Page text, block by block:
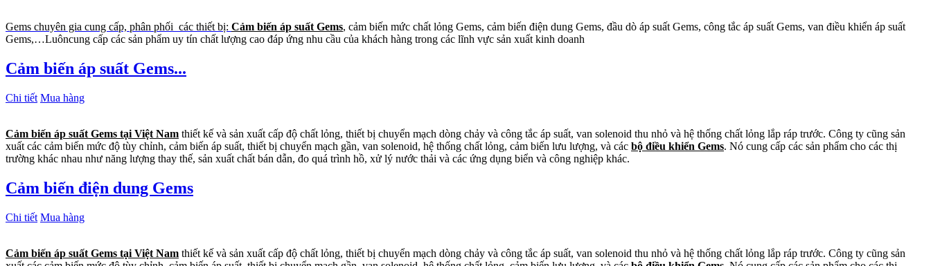
Gems chuyên gia cung cấp, phân phối các thiết bị: Cảm biến áp suất Gems, cảm biến mức chất lỏng Gems, cảm biến điện dung Gems, đầu dò áp suất Gems, công tắc áp suất Gems, van điều khiển áp suất
Gems,…Luôncung cấp các sản phẩm uy tín chất lượng cao đáp ứng nhu cầu của khách hàng trong các lĩnh vực sản xuất kinh doanh
Cảm biến áp suất Gems...
Chi tiết Mua hàng
Cảm biến áp suất Gems tại Việt Nam thiết kế và sản xuất cấp độ chất lỏng, thiết bị chuyển mạch dòng chảy và công tắc áp suất, van solenoid thu nhỏ và hệ thống chất lỏng lắp ráp trước. Công ty cũng sản
xuất các cảm biến mức độ tùy chỉnh, cảm biến áp suất, thiết bị chuyển mạch gần, van solenoid, hệ thống chất lỏng, cảm biến lưu lượng, và các bộ điều khiển Gems. Nó cung cấp các sản phẩm cho các thị
trường khác nhau như năng lượng thay thế, sản xuất chất bán dẫn, đo quá trình hồ, xử lý nước thải và các ứng dụng biển và công nghiệp khác.
Cảm biến điện dung Gems
Chi tiết Mua hàng
Cảm biến áp suất Gems tại Việt Nam thiết kế và sản xuất cấp độ chất lỏng, thiết bị chuyển mạch dòng chảy và công tắc áp suất, van solenoid thu nhỏ và hệ thống chất lỏng lắp ráp trước. Công ty cũng sản